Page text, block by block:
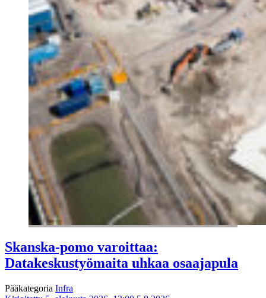
Skanska-pomo varoittaa:
Datakeskustyömaita uhkaa osaajapula
Pääkategoria Infra